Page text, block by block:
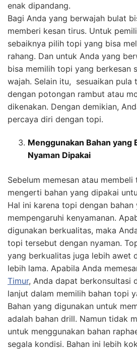
enak dipandang.
Bagi Anda yang berwajah bulat
memberi kesan tirus. Untuk
sebaiknya pilih topi yang bisa
rahang. Dan untuk Anda yang
bisa memilih topi yang berkesan
wajah. Selain itu, sesuaikan pula
dengan potongan rambut atau
dikenakan. Dengan demikian,
percaya diri dengan topi.
Menggunakan Bahan yang
Nyaman Dipakai
Sebelum memesan atau
mengerti bahan yang dipakai
Hal ini karena topi dengan
mempengaruhi kenyamanan.
digunakan berkualitas, maka
topi tersebut dengan nyaman.
yang berkualitas juga lebih awet
lebih lama. Apabila Anda
Timur, Anda dapat berkonsultasi
lanjut dalam memilih bahan topi
Bahan yang digunakan untuk
adalah bahan drill. Namun tidak
untuk menggunakan bahan
segala kondisi. Bahan ini lebih